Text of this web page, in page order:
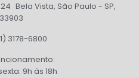
Bela Vista, São Paulo - SP,
3178-6800
9h às 18h